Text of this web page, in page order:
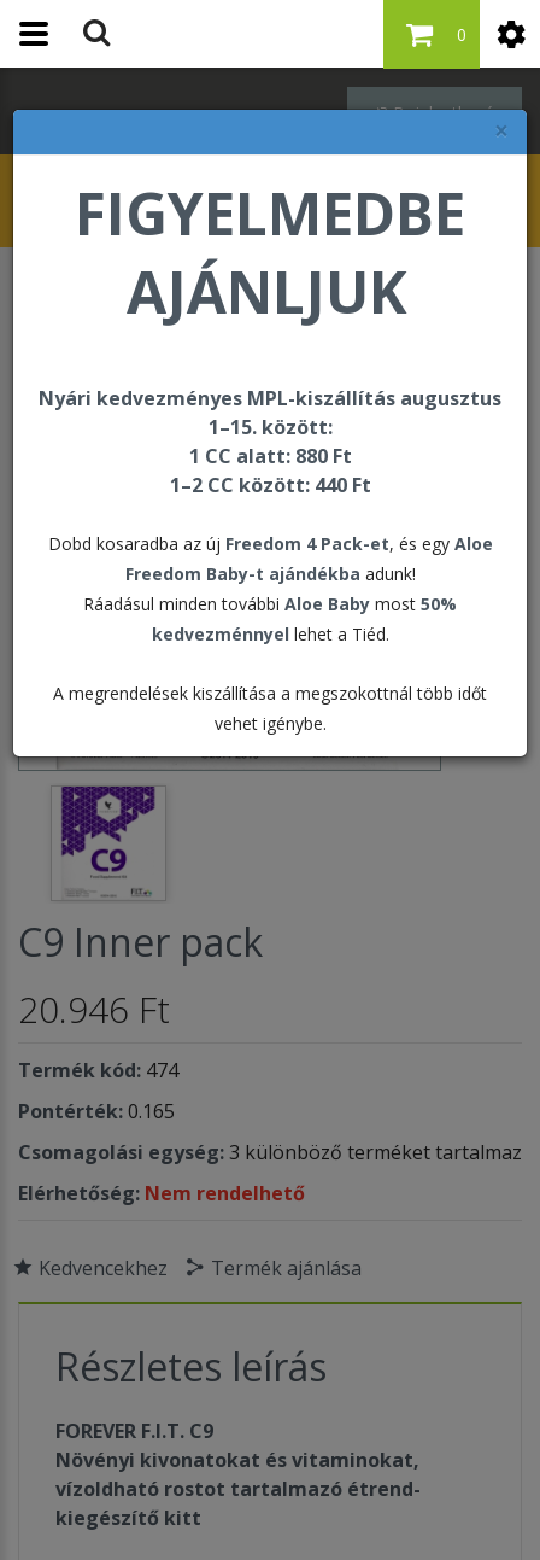
×
FIGYELMEDBE
AJÁNLJUK
Nyári kedvezményes MPL-kiszállítás augusztus
1–15. között:
1 CC alatt: 880 Ft
1–2 CC között: 440 Ft
Dobd kosaradba az új Freedom 4 Pack-et, és egy Aloe
Freedom Baby-t ajándékba adunk!
Ráadásul minden további Aloe Baby most 50%
kedvezménnyel lehet a Tiéd.
A megrendelések kiszállítása a megszokottnál több időt
vehet igénybe.
Bejelentkezés
0
Forever F.I.T. C9 C9 Inner pack
C9 Inner pack
20.946 Ft
Termék kód: 474
Pontérték:0.165
Csomagolási egység:3 különböző terméket tartalmaz
Elérhetőség: Nem rendelhető
Kedvencekhez Termék ajánlása
Részletes leírás
FOREVER F.I.T. C9
Növényi kivonatokat és vitaminokat,
vízoldható rostot tartalmazó étrend-
kiegészítő kitt